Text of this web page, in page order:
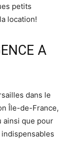
petits
location!
A
dans le
Île-de-France,
ainsi que pour